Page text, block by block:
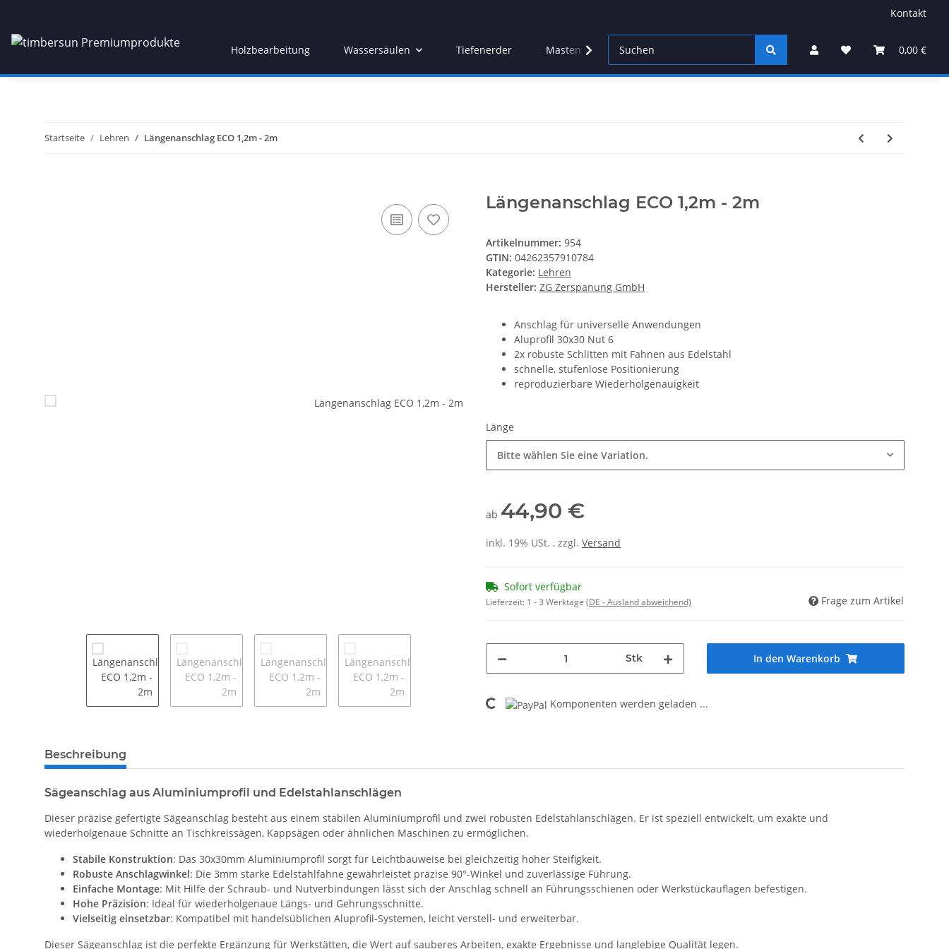
Kontakt
0,00 €
Holzbearbeitung Wassersäulen Tiefenerder Masten Lehren
Startseite Lehren Längenanschlag ECO 1,2m - 2m
Längenanschlag ECO 1,2m - 2m
Artikelnummer: 954
GTIN: 04262357910784
Kategorie: Lehren
Hersteller: ZG Zerspanung GmbH
Anschlag für universelle Anwendungen
Aluprofil 30x30 Nut 6
2x robuste Schlitten mit Fahnen aus Edelstahl
schnelle, stufenlose Positionierung
reproduzierbare Wiederholgenauigkeit
Länge
Bitte wählen Sie eine Variation.
ab 44,90 €
inkl. 19% USt. , zzgl. Versand
Sofort verfügbar
Lieferzeit: 1 - 3 Werktage (DE - Ausland abweichend) Frage zum Artikel
Stk In den Warenkorb
Loading... Komponenten werden geladen ...
Beschreibung
Sägeanschlag aus Aluminiumprofil und Edelstahlanschlägen
Dieser präzise gefertigte Sägeanschlag besteht aus einem stabilen Aluminiumprofil und zwei robusten Edelstahlanschlägen. Er ist speziell entwickelt, um exakte und
wiederholgenaue Schnitte an Tischkreissägen, Kappsägen oder ähnlichen Maschinen zu ermöglichen.
Stabile Konstruktion: Das 30x30mm Aluminiumprofil sorgt für Leichtbauweise bei gleichzeitig hoher Steifigkeit.
Robuste Anschlagwinkel: Die 3mm starke Edelstahlfahne gewährleistet präzise 90°-Winkel und zuverlässige Führung.
Einfache Montage: Mit Hilfe der Schraub- und Nutverbindungen lässt sich der Anschlag schnell an Führungsschienen oder Werkstückauflagen befestigen.
Hohe Präzision: Ideal für wiederholgenaue Längs- und Gehrungsschnitte.
Vielseitig einsetzbar: Kompatibel mit handelsüblichen Aluprofil-Systemen, leicht verstell- und erweiterbar.
Dieser Sägeanschlag ist die perfekte Ergänzung für Werkstätten, die Wert auf sauberes Arbeiten, exakte Ergebnisse und langlebige Qualität legen.